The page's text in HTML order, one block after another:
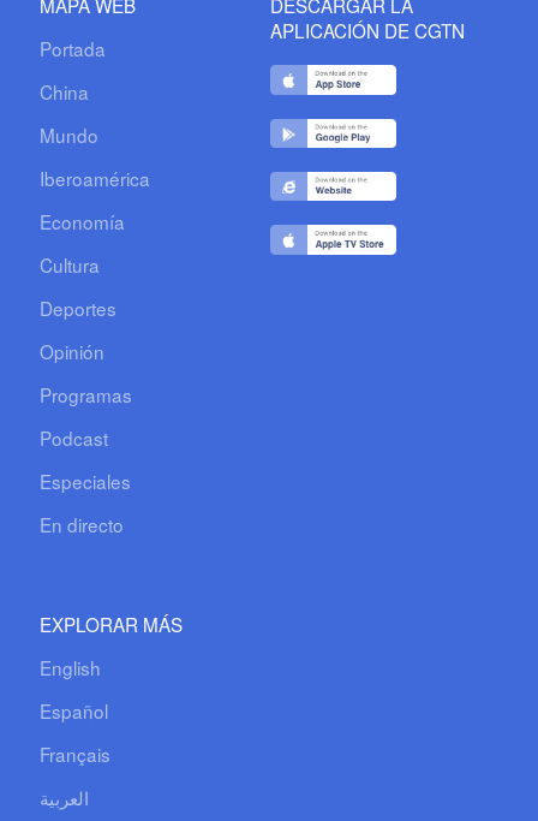
Portada
China
Mundo
Iberoamérica
Economía
Cultura
Deportes
Opinión
Programas
Podcast
Especiales
En directo
EXPLORAR MÁS
English
Español
Français
العربية
APLICACIÓN DE CGTN